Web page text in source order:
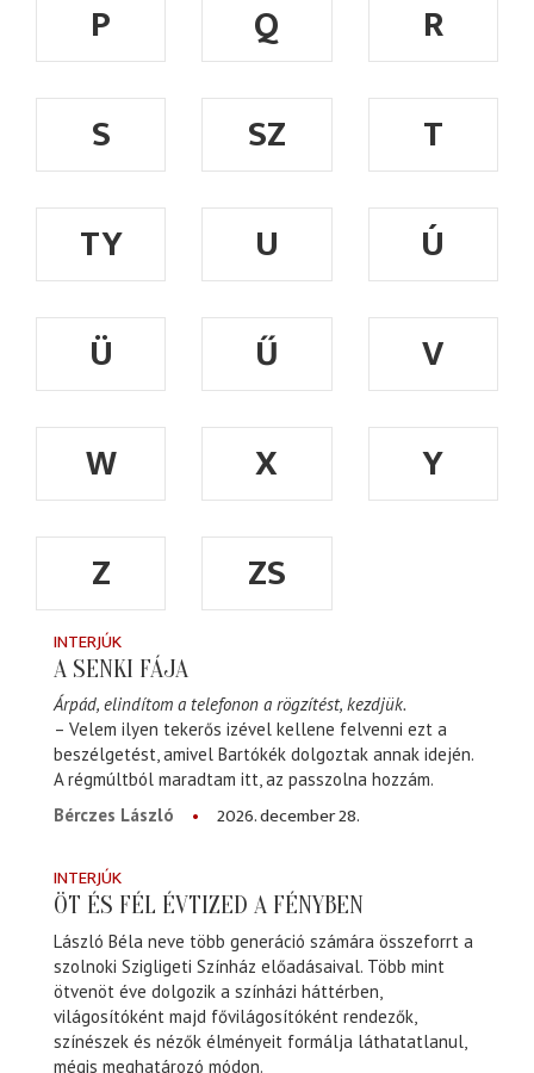
P Q
R
S
SZ
T
TY
U
Ú
Ü
Ű
V
W
X
Y
Z
ZS
INTERJÚK
A SENKI FÁJA
Árpád, elindítom a telefonon a rögzítést, kezdjük.
– Velem ilyen tekerős izével kellene felvenni ezt a
beszélgetést, amivel Bartókék dolgoztak annak idején.
A régmúltból maradtam itt, az passzolna hozzám.
Bérczes László
2026. december 28.
INTERJÚK
ÖT ÉS FÉL ÉVTIZED A FÉNYBEN
László Béla neve több generáció számára összeforrt a
szolnoki Szigligeti Színház előadásaival. Több mint
ötvenöt éve dolgozik a színházi háttérben,
világosítóként majd fővilágosítóként rendezők,
színészek és nézők élményeit formálja láthatatlanul,
mégis meghatározó módon.